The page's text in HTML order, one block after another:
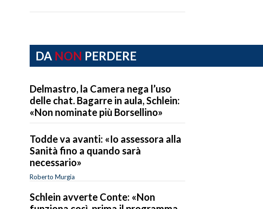
DA NON PERDERE
Delmastro, la Camera nega l’uso
delle chat. Bagarre in aula, Schlein:
«Non nominate più Borsellino»
Todde va avanti: «Io assessora alla
Sanità fino a quando sarà
necessario»
Roberto Murgia
Schlein avverte Conte: «Non